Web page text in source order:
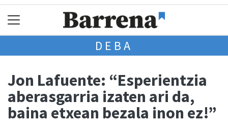
DEBA
Jon Lafuente: “Esperientzia
aberasgarria izaten ari da,
baina etxean bezala inon ez!”